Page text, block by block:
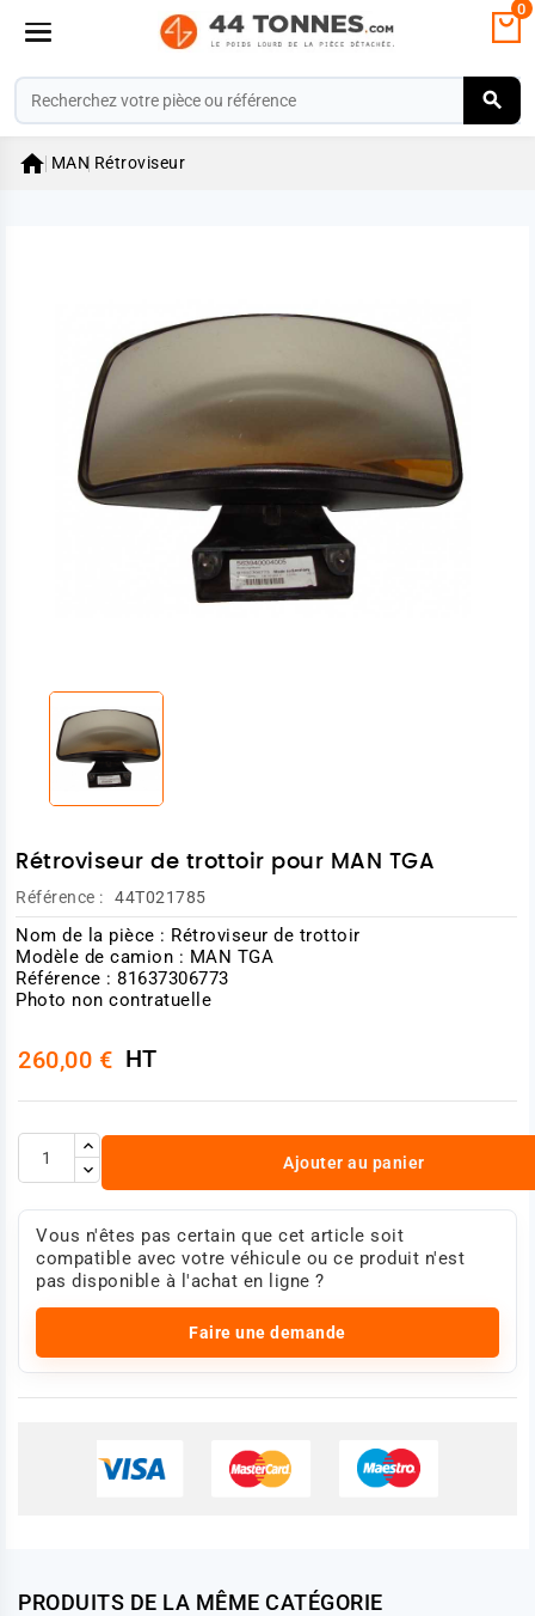
0
 MAN Rétroviseur
Rétroviseur de trottoir pour MAN TGA
Référence : 44T021785
Nom de la pièce : Rétroviseur de trottoir
Modèle de camion : MAN TGA
Référence : 81637306773
Photo non contratuelle
260,00 € HT
Ajouter au panier
Vous n'êtes pas certain que cet article soit
compatible avec votre véhicule ou ce produit n'est
pas disponible à l'achat en ligne ?
Faire une demande
PRODUITS DE LA MÊME CATÉGORIE